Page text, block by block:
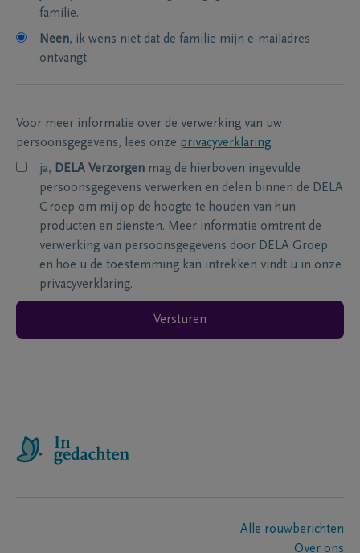
familie.
Neen, ik wens niet dat de familie mijn e-mailadres
ontvangt.
Voor meer informatie over de verwerking van uw
persoonsgegevens, lees onze privacyverklaring.
ja, DELA Verzorgen mag de hierboven ingevulde
persoonsgegevens verwerken en delen binnen de DELA
Groep om mij op de hoogte te houden van hun
producten en diensten. Meer informatie omtrent de
verwerking van persoonsgegevens door DELA Groep
en hoe u de toestemming kan intrekken vindt u in onze
privacyverklaring.
Versturen
Alle rouwberichten
Over ons